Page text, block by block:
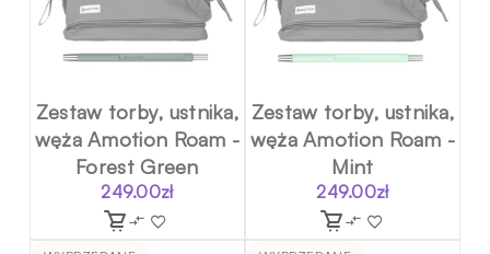
Zestaw torby, ustnika,
węża Amotion Roam -
Forest Green
249.00zł
Zestaw torby, ustnika,
węża Amotion Roam -
Mint
249.00zł